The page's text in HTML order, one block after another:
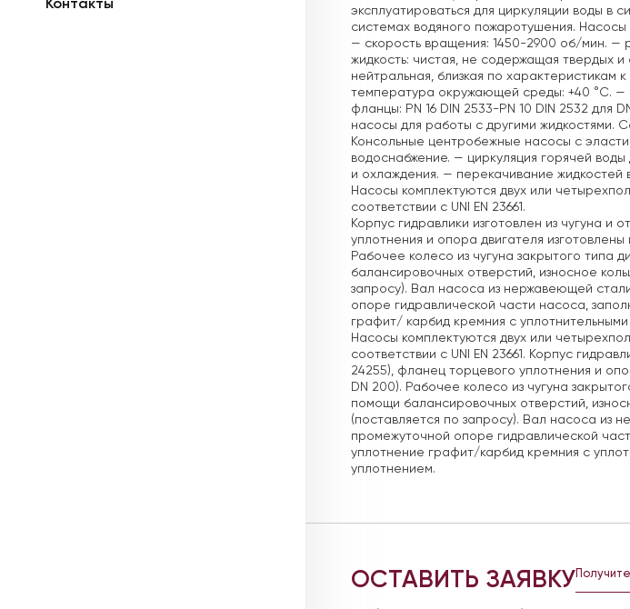
Контакты
эксплуатироваться для циркуляции воды в
системах водяного пожаротушения. Насосы
— скорость вращения: 1450-2900 об/мин. —
жидкость: чистая, не содержащая твердых
нейтральная, близкая по характеристикам к
температура окружающей среды: +40 °C. —
фланцы: PN 16 DIN 2533-PN 10 DIN 2532 для
насосы для работы с другими жидкостями.
Консольные центробежные насосы с
водоснабжение. — циркуляция горячей
и охлаждения. — перекачивание жидкостей
Насосы комплектуются двух или
соответствии с UNI EN 23661.
Корпус гидравлики изготовлен из чугуна и
уплотнения и опора двигателя изготовлены
Рабочее колесо из чугуна закрытого
балансировочных отверстий, износное
запросу). Вал насоса из нержавеющей
опоре гидравлической части насоса,
графит/ карбид кремния с
Насосы комплектуются двух или
соответствии с UNI EN 23661. Корпус
24255), фланец торцевого уплотнения и
DN 200). Рабочее колесо из чугуна
помощи балансировочных отверстий,
(поставляется по запросу). Вал насоса из
промежуточной опоре гидравлической
уплотнение графит/карбид кремния с
уплотнением.
ОСТАВИТЬ ЗАЯВКУ